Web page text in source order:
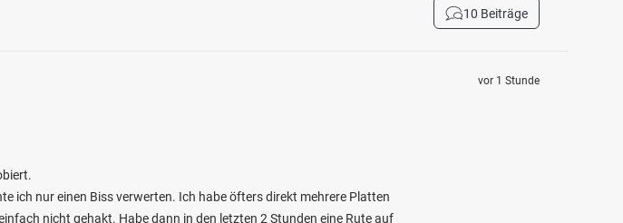
10 Beiträge
ich nur einen Biss verwerten. Ich habe öfters direkt mehrere Platten
nicht gehakt. Habe dann in den letzten 2 Stunden eine Rute auf
vor 1 Stunde